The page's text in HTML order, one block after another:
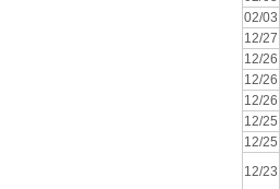
02/03
12/27
12/26
12/26
12/26
12/25
12/25
12/23